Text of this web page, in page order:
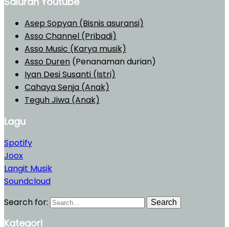
Asep Sopyan (Bisnis asuransi)
Asso Channel (Pribadi)
Asso Music (Karya musik)
Asso Duren (Penanaman durian)
Iyan Desi Susanti (Istri)
Cahaya Senja (Anak)
Teguh Jiwa (Anak)
Lagu
Spotify
Joox
Langit Musik
Soundcloud
Search for:
Search
Kategori